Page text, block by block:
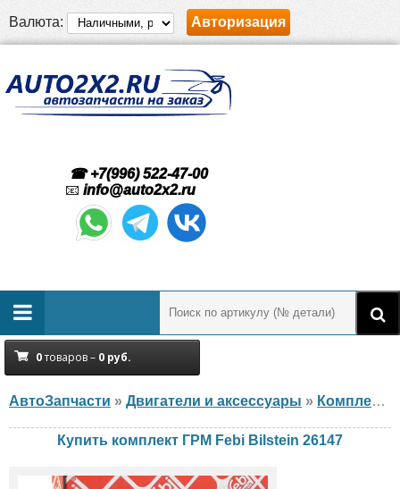
Валюта: Авторизация
☎ +7(996) 522-47-00
📧 info@auto2x2.ru
0товаров – 0 руб.
АвтоЗапчасти » Двигатели и аксессуары » Комплект ГРМ
Купить комплект ГРМ Febi Bilstein 26147